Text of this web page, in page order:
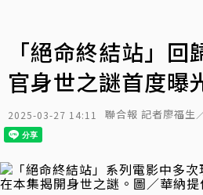
「絕命終結站」
官身世之謎首度曝
2025-03-27 14:11 聯合報 記者廖福生